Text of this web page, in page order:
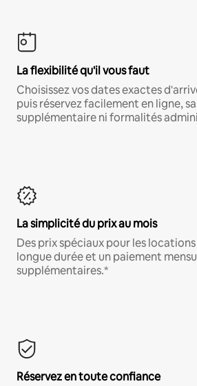
La flexibilité qu'il vous faut
Choisissez vos dates exactes
puis réservez facilement en ligne,
supplémentaire ni formalités
La simplicité du prix au mois
Des prix spéciaux pour les
longue durée et un paiement
supplémentaires.*
Réservez en toute confiance